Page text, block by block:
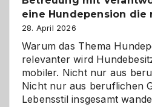
eine Hundepension die
28. April 2026
Warum das Thema
relevanter wird
mobiler. Nicht nur aus
Nicht nur aus beruflichen
Lebensstil insgesamt